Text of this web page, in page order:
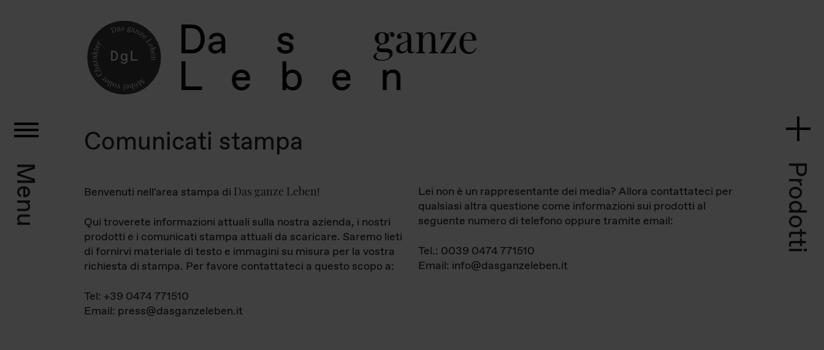
Da gan
L e e
Menu Prodotti
Comunicati stampa
Benvenuti nell'area stampa di Das ganze Leben!
Qui troverete informazioni attuali sulla nostra azienda, i nostri
prodotti e i comunicati stampa attuali da scaricare. Saremo lieti
di fornirvi materiale di testo e immagini su misura per la vostra
richiesta di stampa. Per favore contattateci a questo scopo a:
Tel: +39 0474 771510
Email: press@dasganzeleben.it
Lei non è un rappresentante dei media? Allora contattateci per
qualsiasi altra questione come informazioni sui prodotti al
seguente numero di telefono oppure tramite email:
Tel.: 0039 0474 771510
Email: info@dasganzeleben.it